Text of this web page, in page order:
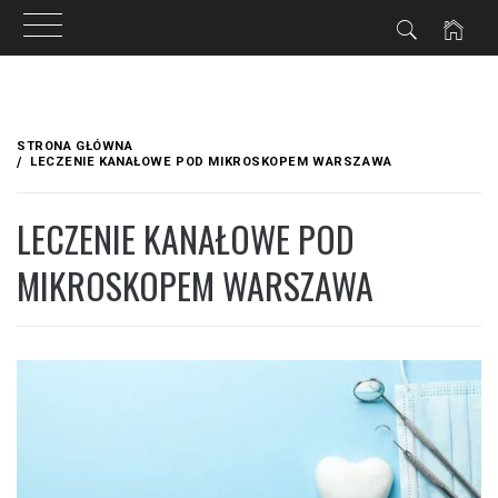
treści
STRONA GŁÓWNA
LECZENIE KANAŁOWE POD MIKROSKOPEM WARSZAWA
LECZENIE KANAŁOWE POD
MIKROSKOPEM WARSZAWA